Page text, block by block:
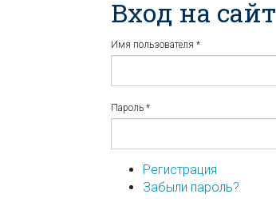
Вход на сайт
Имя пользователя *
Пароль *
Регистрация
Забыли пароль?